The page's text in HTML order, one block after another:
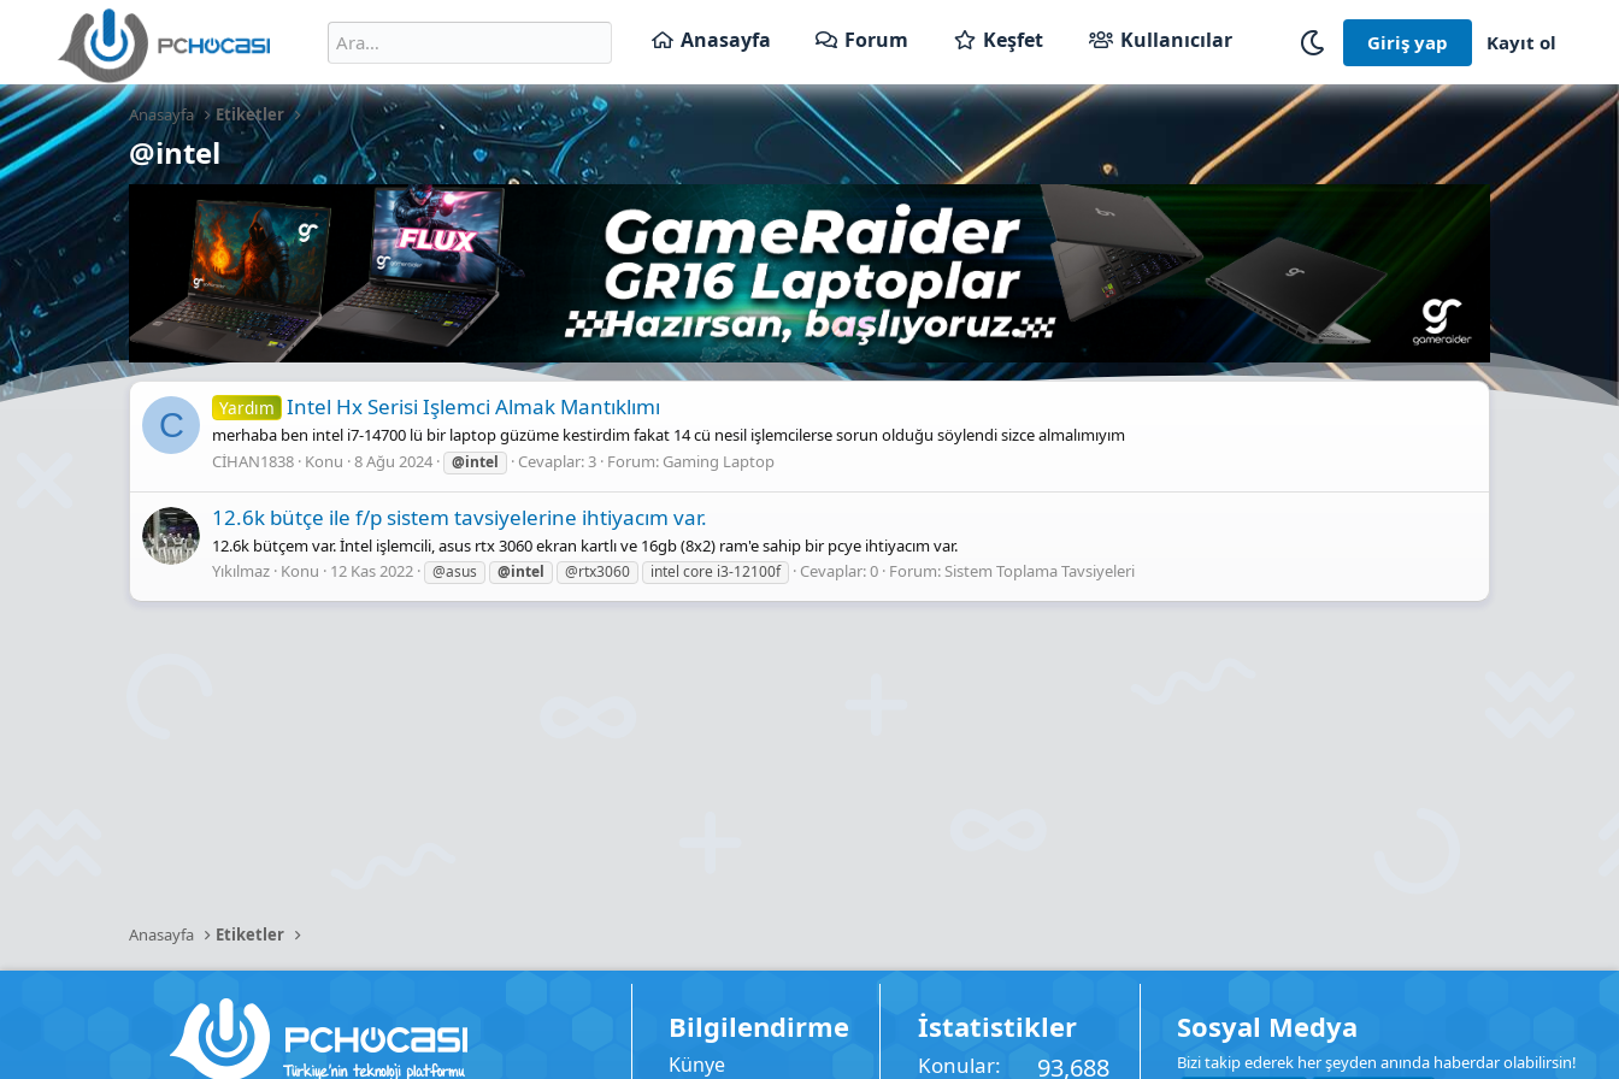
Anasayfa Forum Keşfet Kullanıcılar Giriş yap Kayıt ol
Anasayfa Etiketler
@intel
C Yardım Intel Hx Serisi Işlemci Almak Mantıklımı
merhaba ben intel i7-14700 lü bir laptop güzüme kestirdim fakat 14 cü nesil işlemcilerse sorun olduğu söylendi sizce almalımıyım
CİHAN1838 Konu 8 Ağu 2024 @intel Cevaplar: 3 Forum: Gaming Laptop
12.6k bütçe ile f/p sistem tavsiyelerine ihtiyacım var.
12.6k bütçem var. İntel işlemcili, asus rtx 3060 ekran kartlı ve 16gb (8x2) ram'e sahip bir pcye ihtiyacım var.
Yıkılmaz Konu 12 Kas 2022 @asus @intel @rtx3060 intel core i3-12100f Cevaplar: 0 Forum:Sistem Toplama Tavsiyeleri
Anasayfa Etiketler
Bilgilendirme
Künye
İstatistikler
Konular 93,688
Sosyal Medya
Bizi takip ederek her şeyden anında haberdar olabilirsin!